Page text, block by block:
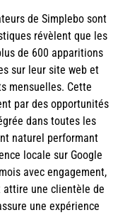
de Simplebo sont
révèlent que les
de 600 apparitions
sur leur site web et
mensuelles. Cette
par des opportunités
dans toutes les
naturel performant
locale sur Google
avec engagement,
une clientèle de
une expérience